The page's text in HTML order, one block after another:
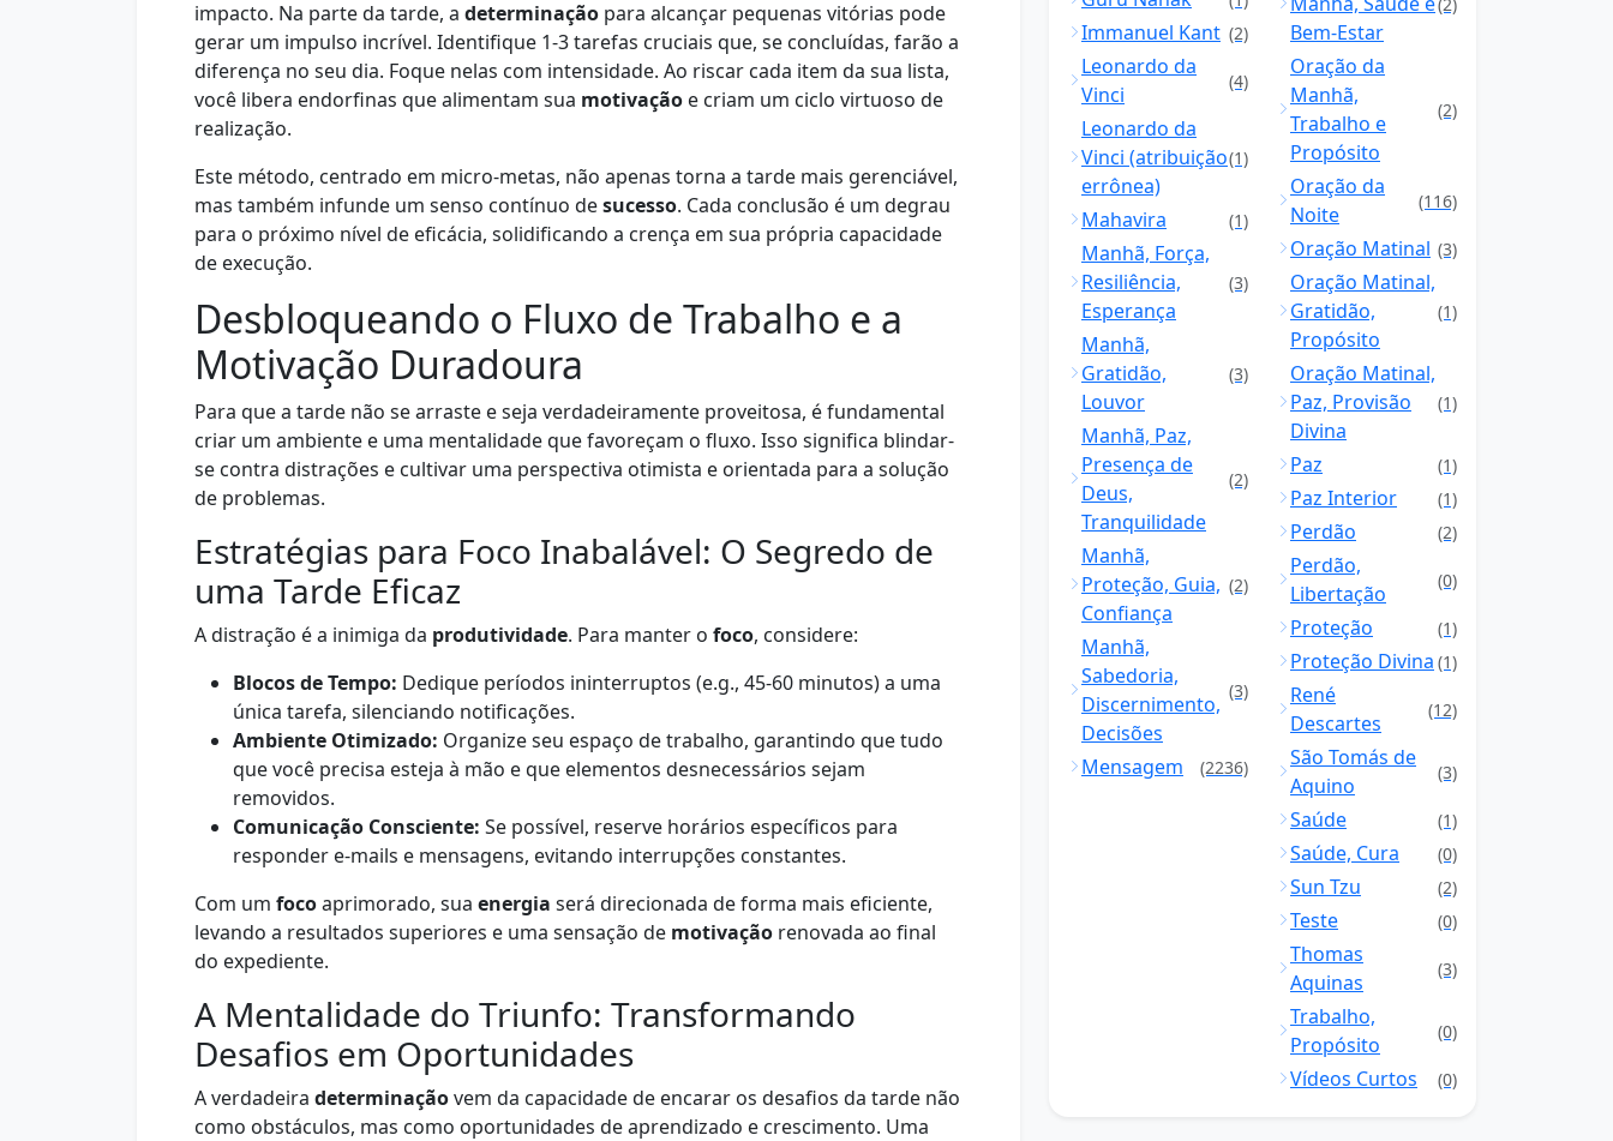
impacto. Na parte da tarde, a determinação para alcançar pequenas vitórias pode
gerar um impulso incrível. Identifique 1-3 tarefas cruciais que, se concluídas, farão a
diferença no seu dia. Foque nelas com intensidade. Ao riscar cada item da sua lista,
você libera endorfinas que alimentam sua motivação e criam um ciclo virtuoso de
realização.
Este método, centrado em micro-metas, não apenas torna a tarde mais gerenciável,
mas também infunde um senso contínuo desucesso. Cada conclusão é um degrau
para o próximo nível de eficácia, solidificando a crença em sua própria capacidade
de execução.
Desbloqueando o Fluxo de Trabalho e a
Motivação Duradoura
Para que a tarde não se arraste e seja verdadeiramente proveitosa, é fundamental
criar um ambiente e uma mentalidade que favoreçam o fluxo. Isso significa blindar-
se contra distrações e cultivar uma perspectiva otimista e orientada para a solução
de problemas.
Estratégias para Foco Inabalável: O Segredo de
uma Tarde Eficaz
A distração é a inimiga da produtividade. Para manter o foco, considere:
Blocos de Tempo: Dedique períodos ininterruptos (e.g., 45-60 minutos) a uma
única tarefa, silenciando notificações.
Ambiente Otimizado: Organize seu espaço de trabalho, garantindo que tudo
que você precisa esteja à mão e que elementos desnecessários sejam
removidos.
Comunicação Consciente: Se possível, reserve horários específicos para
responder e-mails e mensagens, evitando interrupções constantes.
Com um focoaprimorado, sua energia será direcionada de forma mais eficiente,
levando a resultados superiores e uma sensação de motivação renovada ao final
do expediente.
A Mentalidade do Triunfo: Transformando
Desafios em Oportunidades
A verdadeira determinaçãovem da capacidade de encarar os desafios da tarde não
como obstáculos, mas como oportunidades de aprendizado e crescimento. Uma
Immanuel Kant (2)
Leonardo da
Vinci
(4)
Leonardo da
Vinci (atribuição
errônea)
(1)
Mahavira (1)
Manhã, Força,
Resiliência,
Esperança
(3)
Manhã,
Gratidão,
Louvor
(3)
Manhã, Paz,
Presença de
Deus,
Tranquilidade
(2)
Manhã,
Proteção, Guia,
Confiança
(2)
Manhã,
Sabedoria,
Discernimento,
Decisões
(3)
Mensagem (2236)
Bem-Estar
Oração da
Manhã,
Trabalho e
Propósito
(2)
Oração da
Noite
(116)
Oração Matinal (3)
Oração Matinal,
Gratidão,
Propósito
(1)
Oração Matinal,
Paz, Provisão
Divina
(1)
Paz (1)
Paz Interior (1)
Perdão (2)
Perdão,
Libertação
(0)
Proteção (1)
Proteção Divina (1)
René
Descartes
(12)
São Tomás de
Aquino
(3)
Saúde (1)
Saúde, Cura (0)
Sun Tzu (2)
Teste (0)
Thomas
Aquinas
(3)
Trabalho,
Propósito
(0)
Vídeos Curtos (0)